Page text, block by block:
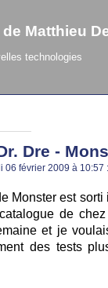
Matthieu
technologies
Dre -
06 février 2009 à 10:57
Monster est
de
et je
des tests